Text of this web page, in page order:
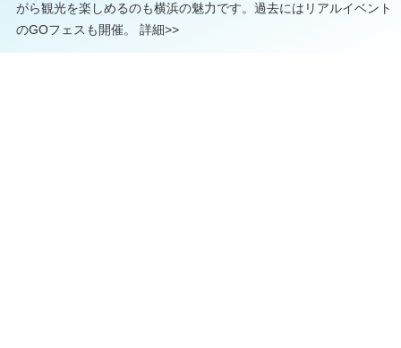
がら観光を楽しめるのも横浜の魅力です。過去にはリアルイベント
のGOフェスも開催。 詳細>>